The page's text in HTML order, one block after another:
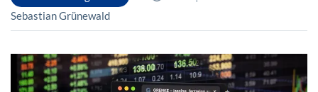
Sebastian Grünewald